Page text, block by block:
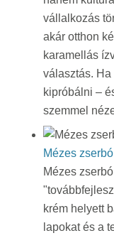
vállalkozás
akár otthon
karamellás
választás. Ha
kipróbálni –
szemmel
Mézes zserbó
Mézes
krém helyett
lapokat és a